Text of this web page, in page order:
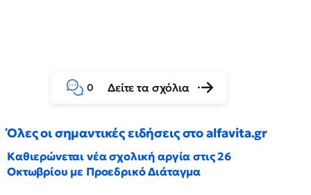
0 Δείτε τα σχόλια
Όλες οι σημαντικές ειδήσεις στο alfavita.gr
Καθιερώνεται νέα σχολική αργία στις 26
Οκτωβρίου με Προεδρικό Διάταγμα